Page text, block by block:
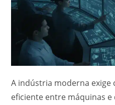
A indústria moderna
eficiente entre máquinas e